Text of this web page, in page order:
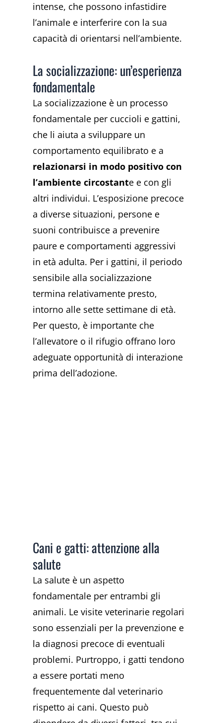
intense, che possono infastidire
l’animale e interferire con la sua
capacità di orientarsi nell’ambiente.
La socializzazione: un’esperienza
fondamentale
La socializzazione è un processo
fondamentale per cuccioli e gattini,
che li aiuta a sviluppare un
comportamento equilibrato e a
relazionarsi in modo positivo con
l’ambiente circostante e con gli
altri individui. L’esposizione precoce
a diverse situazioni, persone e
suoni contribuisce a prevenire
paure e comportamenti aggressivi
in età adulta. Per i gattini, il periodo
sensibile alla socializzazione
termina relativamente presto,
intorno alle sette settimane di età.
Per questo, è importante che
l’allevatore o il rifugio offrano loro
adeguate opportunità di interazione
prima dell’adozione.
Cani e gatti: attenzione alla
salute
La salute è un aspetto
fondamentale per entrambi gli
animali. Le visite veterinarie regolari
sono essenziali per la prevenzione e
la diagnosi precoce di eventuali
problemi. Purtroppo, i gatti tendono
a essere portati meno
frequentemente dal veterinario
rispetto ai cani. Questo può